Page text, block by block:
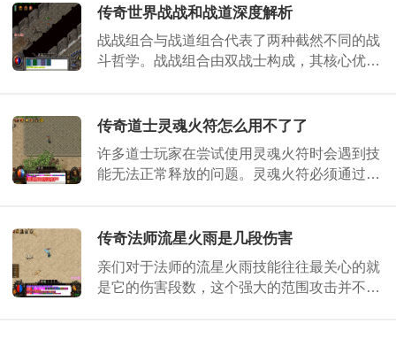
们
传奇世界战战和战道深度解析
战战组合与战道组合代表了两种截然不同的战
斗哲学。战战组合由双战士构成，其核心优势
种
传奇道士灵魂火符怎么用不了了
许多道士玩家在尝试使用灵魂火符时会遇到技
能无法正常释放的问题。灵魂火符必须通过技
法释
传奇法师流星火雨是几段伤害
亲们对于法师的流星火雨技能往往最关心的就
是它的伤害段数，这个强大的范围攻击并不是